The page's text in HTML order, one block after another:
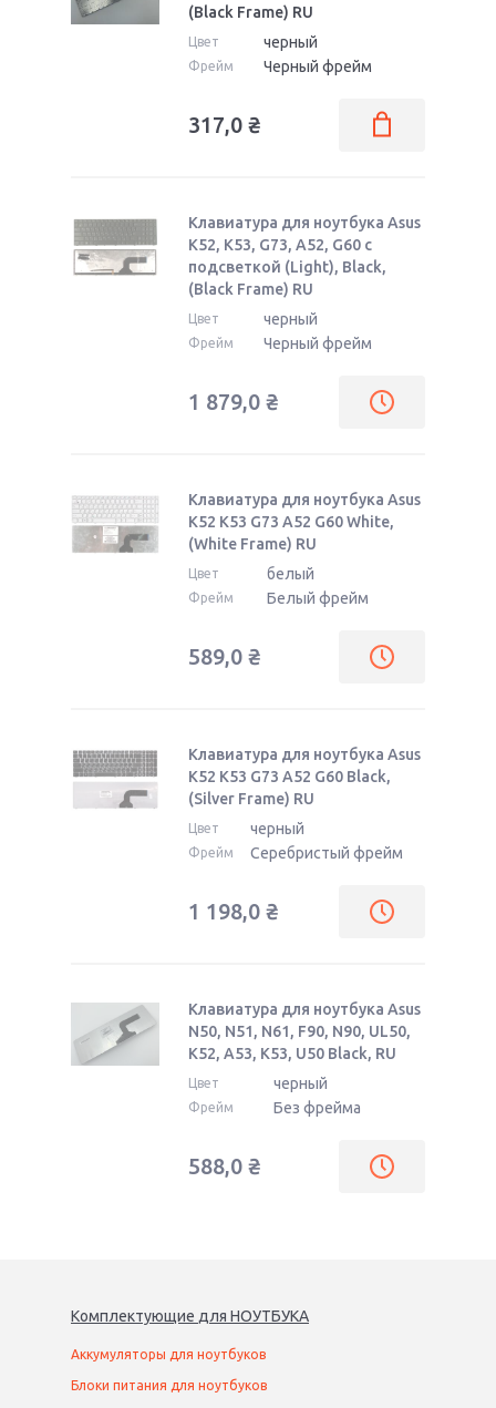
(Black Frame) RU
Цвет черный
Фрейм Черный фрейм
317,0 ₴
Клавиатура для ноутбука Asus
K52, K53, G73, A52, G60 с
подсветкой (Light), Black,
(Black Frame) RU
Цвет черный
Фрейм Черный фрейм
1 879,0 ₴
Клавиатура для ноутбука Asus
K52 K53 G73 A52 G60 White,
(White Frame) RU
Цвет белый
Фрейм Белый фрейм
589,0 ₴
Клавиатура для ноутбука Asus
K52 K53 G73 A52 G60 Black,
(Silver Frame) RU
Цвет черный
Фрейм Серебристый фрейм
1 198,0 ₴
Клавиатура для ноутбука Asus
N50, N51, N61, F90, N90, UL50,
K52, A53, K53, U50 Black, RU
Цвет черный
Фрейм Без фрейма
588,0 ₴
Комплектующие для НОУТБУКА
Аккумуляторы для ноутбуков
Блоки питания для ноутбуков